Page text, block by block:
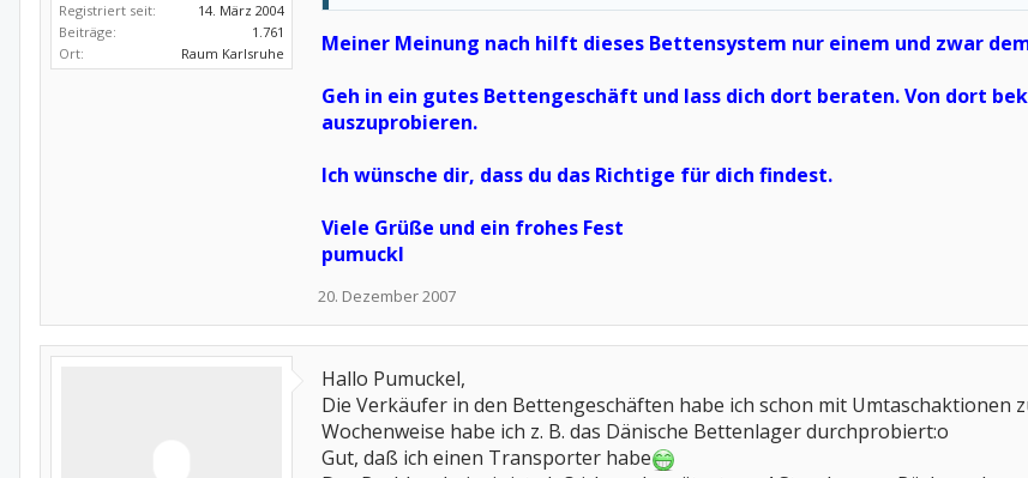
Registriert seit:
14. März 2004
Beiträge:
1.761
Ort:
Raum Karlsruhe
Meiner Meinung nach hilft dieses Bettensystem nur einem und zwar
Geh in ein gutes Bettengeschäft und lass dich dort beraten. Von dort
auszuprobieren.
Ich wünsche dir, dass du das Richtige für dich findest.
Viele Grüße und ein frohes Fest
pumuckl
20. Dezember 2007
Hallo Pumuckel,
Die Verkäufer in den Bettengeschäften habe ich schon mit Umtaschaktionen
Wochenweise habe ich z. B. das Dänische Bettenlager durchprobiert:o
Gut, daß ich einen Transporter habe